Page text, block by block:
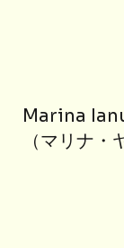
Marina
（マリナ・